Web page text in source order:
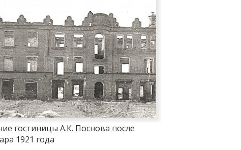
гостиницы А.К. Поснова после
1921 года